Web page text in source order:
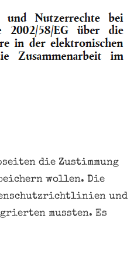
die Zustimmung
wollen. Die
und
mussten. Es